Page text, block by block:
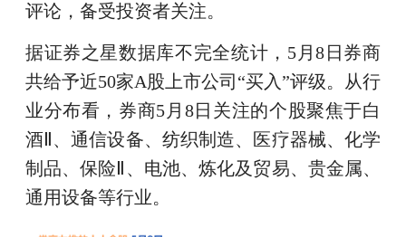
评论，备受投资者关注。
据证券之星数据库不完全统计，5月8日券商
共给予近50家A股上市公司“买入”评级。从行
业分布看，券商5月8日关注的个股聚焦于白
酒Ⅱ、通信设备、纺织制造、医疗器械、化学
制品、保险Ⅱ、电池、炼化及贸易、贵金属、
通用设备等行业。